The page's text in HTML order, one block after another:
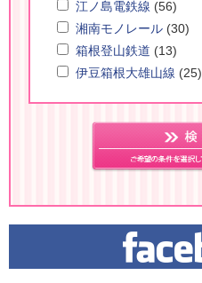
江ノ島電鉄線 (56)
湘南モノレール (30)
箱根登山鉄道 (13)
伊豆箱根大雄山線 (25)